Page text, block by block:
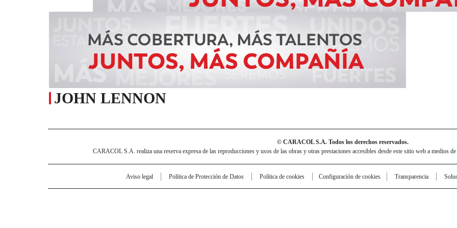
JOHN LENNON
© CARACOL S.A. Todos los derechos reservados.
CARACOL S.A. realiza una reserva expresa de las reproducciones y usos de las obras y otras prestaciones accesibles desde este sitio web a medios
Aviso legal Política de Protección de Datos Política de cookies Configuración de cookies Transparencia